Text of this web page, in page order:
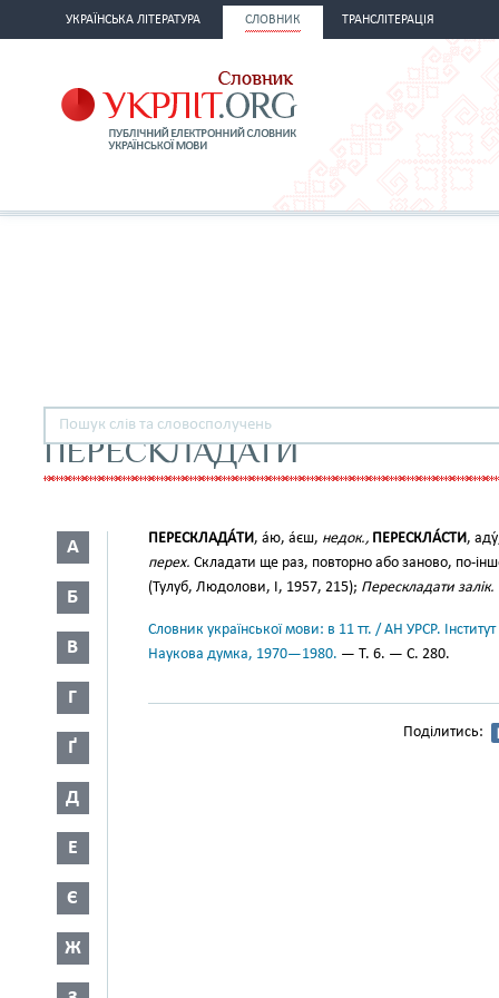
УКРАЇНСЬКА ЛІТЕРАТУРА СЛОВНИК ТРАНСЛІТЕРАЦІЯ
ПЕРЕСКЛАДАТИ
А
Б
В
Г
Ґ
Д
Е
Є
Ж
ПЕРЕСКЛАДА́ТИ, а́ю, а́єш, недок., ПЕРЕСКЛА́СТИ,
перех. Складати ще раз, повторно або заново, по-
(Тулуб, Людолови, І, 1957, 215); Перескладати залік.
Словник української мови: в 11 тт. / АН УРСР.
Наукова думка, 1970—1980. — Т. 6. — С. 280.
Поділитись: